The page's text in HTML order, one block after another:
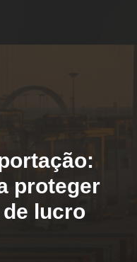
proteger
lucro